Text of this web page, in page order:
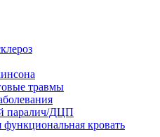
травмы
паралич/ДЦП
кровать